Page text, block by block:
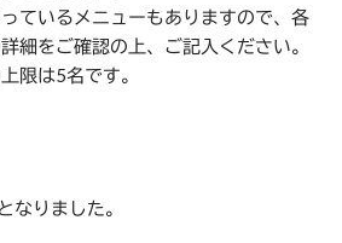
ているメニューもありますので、各
細をご確認の上、ご記入ください。
限は5名です。
なりました。